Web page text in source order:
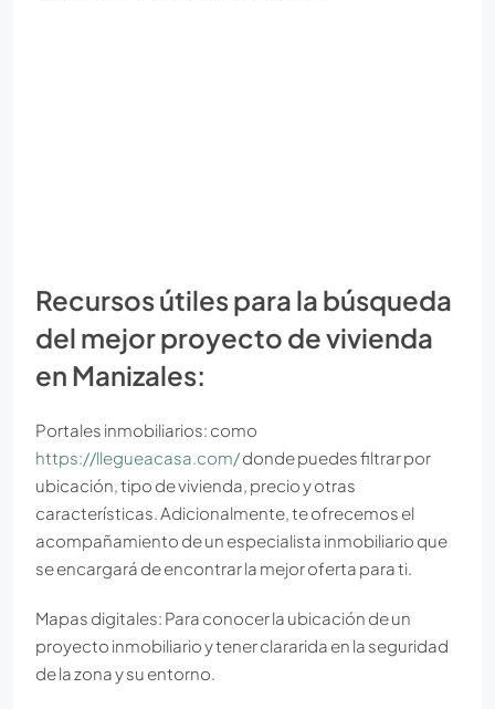
Recursos útiles para la búsqueda
del mejor proyecto de vivienda
en Manizales:
Portales inmobiliarios: como
https://llegueacasa.com/donde puedes filtrar por
ubicación, tipo de vivienda, precio y otras
características. Adicionalmente, te ofrecemos el
acompañamiento de un especialista inmobiliario que
se encargará de encontrar la mejor oferta para ti.
Mapas digitales: Para conocer la ubicación de un
proyecto inmobiliario y tener clararida en la seguridad
de la zona y su entorno.